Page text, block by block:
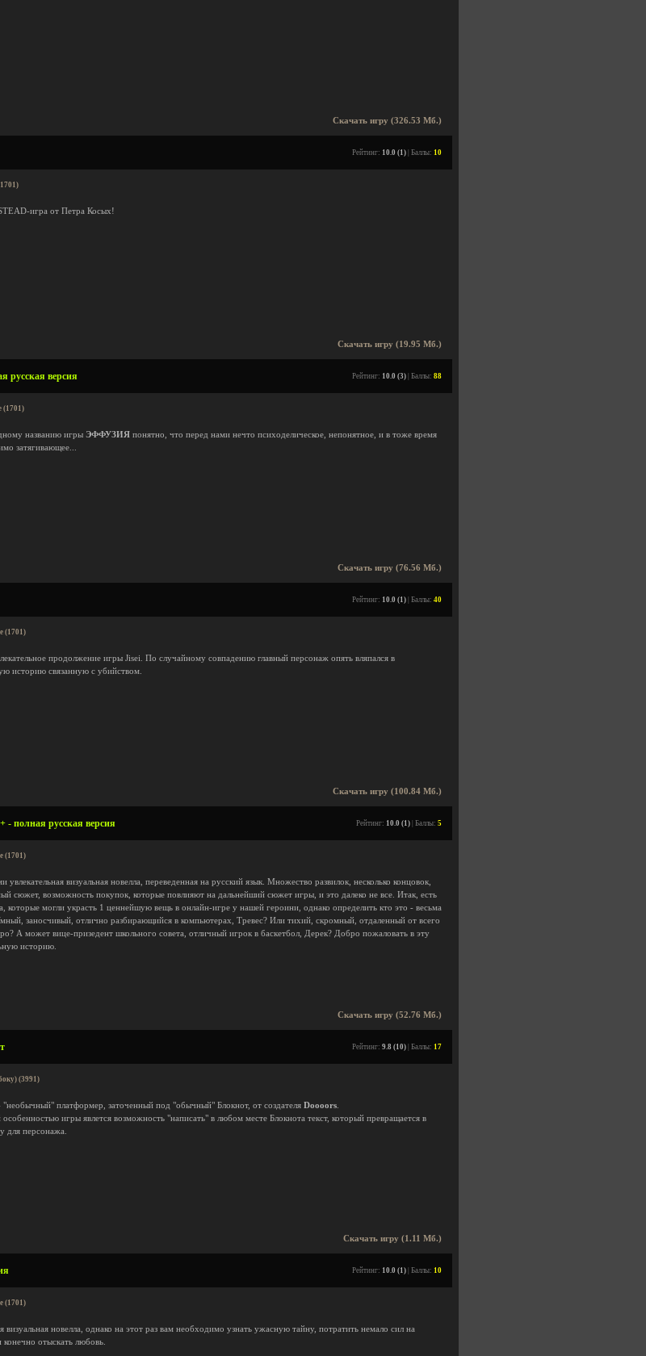
Скачать игру (326.53 Мб.)
Рейтинг: 10.0 (1) | Баллы: 10
игра от Петра Косых!
Скачать игру (19.95 Мб.)
русская версия Рейтинг: 10.0 (3) | Баллы: 88
(1701)
названию игры ЭФФУЗИЯ понятно, что перед нами нечто психоделическое, непонятное, и в тоже время
затягивающее...
Скачать игру (76.56 Мб.)
Рейтинг: 10.0 (1) | Баллы: 40
(1701)
продолжение игры Jisei. По случайному совпадению главный персонаж опять вляпался в
историю связанную с убийством.
Скачать игру (100.84 Мб.)
- полная русская версия Рейтинг: 10.0 (1) | Баллы: 5
(1701)
увлекательная визуальная новелла, переведенная на русский язык. Множество развилок, несколько концовок,
сюжет, возможность покупок, которые повлияют на дальнейший сюжет игры, и это далеко не все. Итак, есть
которые могли украсть 1 ценнейшую вещь в онлайн-игре у нашей героини, однако определить кто это - весьма
заносчивый, отлично разбирающийся в компьютерах, Тревес? Или тихий, скромный, отдаленный от всего
А может вице-призедент школьного совета, отличный игрок в баскетбол, Дерек? Добро пожаловать в эту
историю.
Скачать игру (52.76 Мб.)
Рейтинг: 9.8 (10) | Баллы: 17
(3991)
"необычный" платформер, заточенный под "обычный" Блокнот, от создателя Doooors
игры явлется возможность "написать" в любом месте Блокнота текст, который превращается в
для персонажа.
Скачать игру (1.11 Мб.)
Рейтинг: 10.0 (1) | Баллы: 10
(1701)
визуальная новелла, однако на этот раз вам необходимо узнать ужасную тайну, потратить немало сил на
конечно отыскать любовь.